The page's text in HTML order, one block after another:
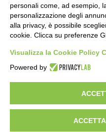
Calcola
Scorporo IVA
Importo
personali come, ad esempio,
personalizzazione degli
alla privacy, è possibile
cookie. Clicca su preferenze
Visualizza la Cookie Policy
Powered by